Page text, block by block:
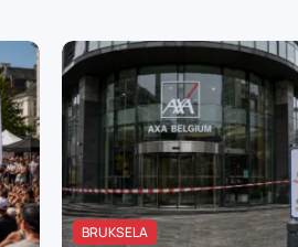
BRUKSELA